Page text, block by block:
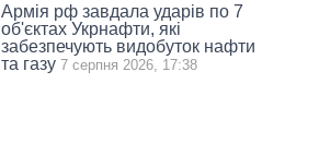
Армія рф завдала ударів по 7
об'єктах Укрнафти, які
забезпечують видобуток нафти
та газу 7 серпня 2026, 17:38